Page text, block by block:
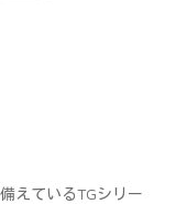
えているTGシリー